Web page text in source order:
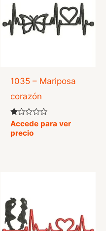
1035 – Mariposa
corazón
Valorado
con
1.00
Accede para ver
precio